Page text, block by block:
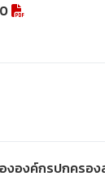
งองค์กรปกครอ